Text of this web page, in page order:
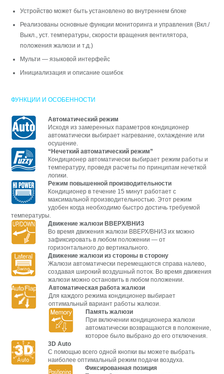
Устройство может быть установлено во внутреннем блоке
Реализованы основные функции мониторинга и управления (Вкл./
Выкл., уст. температуры, скорости вращения вентилятора,
положения жалюзи и т.д.)
Мульти — языковой интерфейс
Инициализация и описание ошибок
ФУНКЦИИ И ОСОБЕННОСТИ
Автоматический режим
Исходя из замеренных параметров кондиционер
автоматически выбирает нагревание, охлаждение или
осушение.
“Нечеткий автоматический режим”
Кондиционер автоматически выбирает режим работы и
температуру, проведя расчеты по принципам нечеткой
логики.
Режим повышенной производительности
Кондиционер в течение 15 минут работает с
максимальной производительностью. Этот режим
удобен когда необходимо быстро достичь требуемой
температуры.
Движение жалюзи ВВЕРХ/ВНИЗ
Во время движения жалюзи ВВЕРХ/ВНИЗ их можно
зафиксировать в любом положении — от
горизонтального до вертикального.
Движение жалюзи из стороны в сторону
Жалюзи автоматически перемещаются справа налево,
создавая широкий воздушный поток. Во время движения
жалюзи можно остановить в любом положении.
Автоматическая работа жалюзи
Для каждого режима кондиционер выбирает
оптимальный вариант работы жалюзи.
Память жалюзи
При включении кондиционера жалюзи
автоматически возвращаются в положение,
которое было выбрано до его отключения.
3D Auto
С помощью всего одной кнопки вы можете выбрать
наиболее оптимальный режим подачи воздуха.
Фиксированная позиция